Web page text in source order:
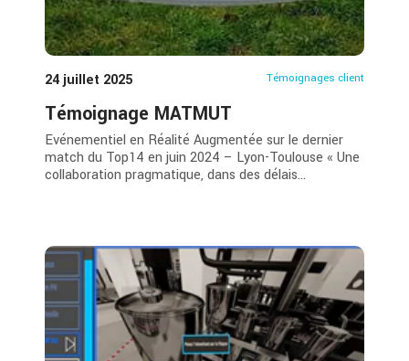
24 juillet 2025 Témoignages client
Témoignage MATMUT
Evénementiel en Réalité Augmentée sur le dernier
match du Top14 en juin 2024 – Lyon-Toulouse « Une
collaboration pragmatique, dans des délais...